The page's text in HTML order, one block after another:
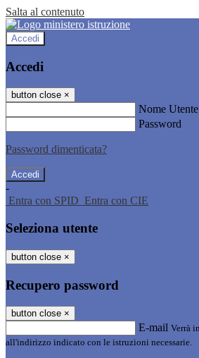
Salta al contenuto
Accedi
Accedi
button close ×
Nome Utente
Password
Password dimenticata?
-
Entra con SPID Entra con CIE
Seleziona utente
button close ×
Recupero password
button close ×
E-mail Verrà
all'indirizzo indicato con le istruzioni necessarie.